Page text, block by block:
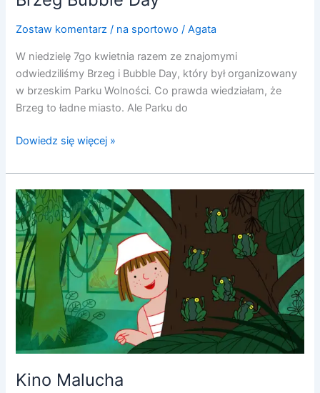
Zostaw komentarz / na sportowo /Agata
W niedzielę 7go kwietnia razem ze znajomymi
odwiedziliśmy Brzeg i Bubble Day, który był organizowany
w brzeskim Parku Wolności. Co prawda wiedziałam, że
Brzeg to ładne miasto. Ale Parku do
Dowiedz się więcej »
Kino Malucha
Kino
Malucha